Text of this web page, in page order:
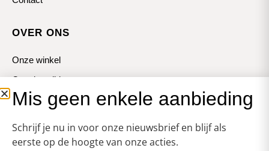
OVER ONS
Onze winkel
Openingstijden
Koopzondagen
Mis geen enkele aanbieding
Schrijf je nu in voor onze nieuwsbrief en blijf als
eerste op de hoogte van onze acties.